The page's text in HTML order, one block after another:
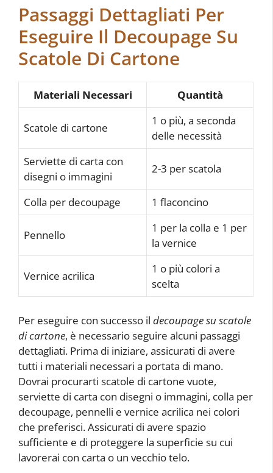
Passaggi Dettagliati Per
Eseguire Il Decoupage Su
Scatole Di Cartone
Materiali Necessari Quantità
Scatole di cartone
1 o più, a seconda
delle necessità
Serviette di carta con
disegni o immagini
2-3 per scatola
Colla per decoupage 1 flaconcino
Pennello
1 per la colla e 1 per
la vernice
Vernice acrilica
1 o più colori a
scelta
Per eseguire con successo il decoupage su scatole
di cartone, è necessario seguire alcuni passaggi
dettagliati. Prima di iniziare, assicurati di avere
tutti i materiali necessari a portata di mano.
Dovrai procurarti scatole di cartone vuote,
serviette di carta con disegni o immagini, colla per
decoupage, pennelli e vernice acrilica nei colori
che preferisci. Assicurati di avere spazio
sufficiente e di proteggere la superficie su cui
lavorerai con carta o un vecchio telo.